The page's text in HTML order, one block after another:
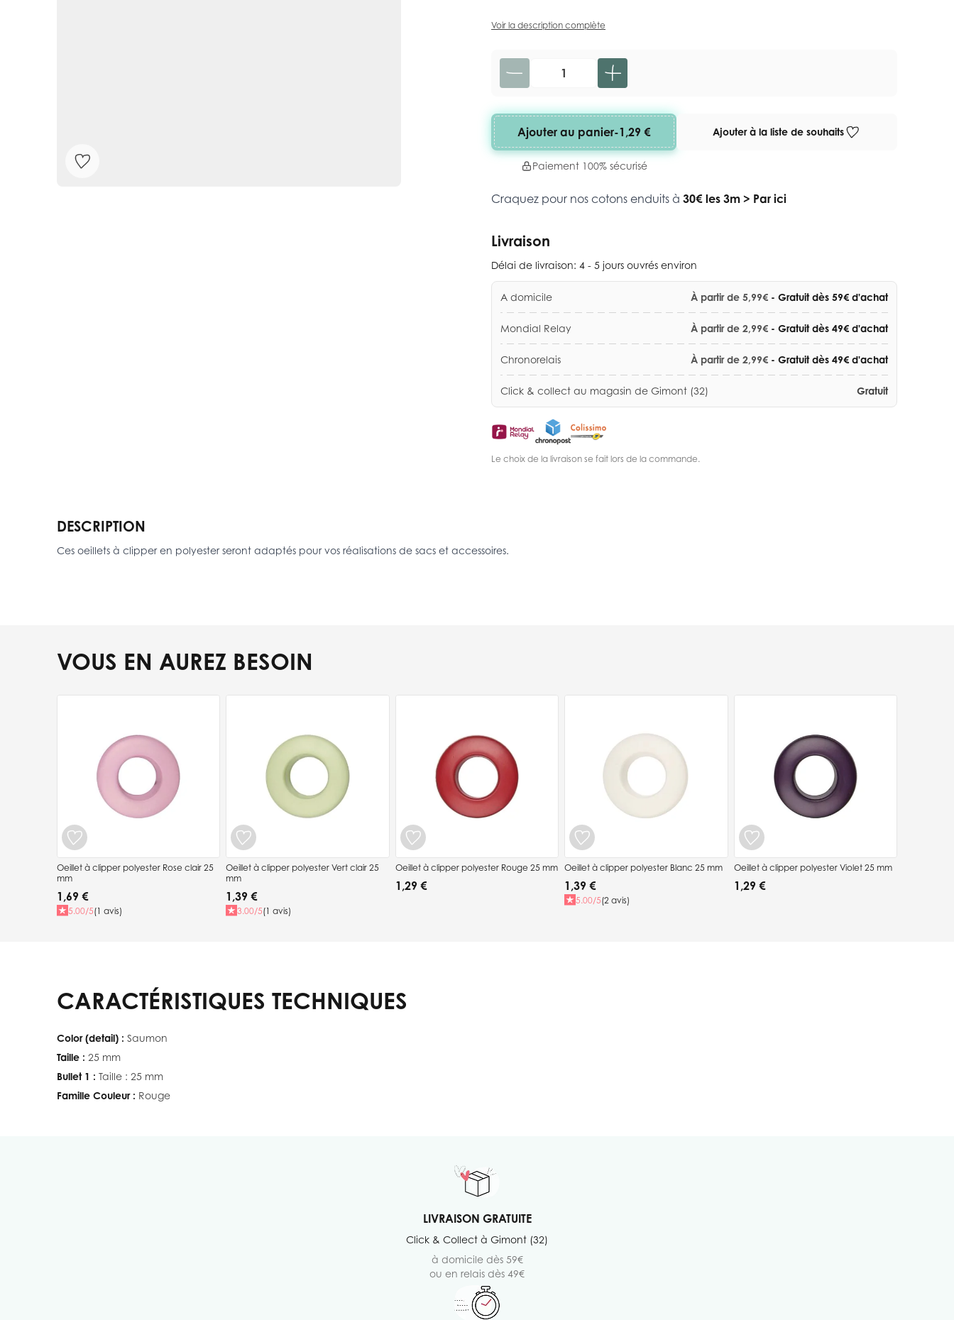
Voir la description complète
Quantité
Ajouter au panier-1,29 €
Paiement 100% sécurisé
Ajouter à la liste de souhaits
Craquez pour nos cotons enduits à 30€ les 3m > Par ici
Livraison
Délai de livraison: 4 - 5 jours ouvrés environ
A domicile À partir de 5,99€ - Gratuit dès 59€ d'achat
Mondial Relay À partir de 2,99€ - Gratuit dès 49€ d'achat
Chronorelais À partir de 2,99€ - Gratuit dès 49€ d'achat
Click & collect au magasin de Gimont (32) Gratuit
Le choix de la livraison se fait lors de la commande.
DESCRIPTION
Ces oeillets à clipper en polyester seront adaptés pour vos réalisations de sacs et accessoires.
VOUS EN AUREZ BESOIN
Press to skip carousel
Oeillet à clipper polyester Rose clair 25
mm
1,69 €
5.00/5(1 avis)
Oeillet à clipper polyester Vert clair 25
mm
1,39 €
3.00/5(1 avis)
Oeillet à clipper polyester Rouge 25 mm
1,29 €
Oeillet à clipper polyester Blanc 25 mm
1,39 €
5.00/5(2 avis)
Oeillet à clipper polyester Violet 25 mm
1,29 €
CARACTÉRISTIQUES TECHNIQUES
Color (detail) : Saumon
Taille : 25 mm
Bullet 1 : Taille : 25 mm
Famille Couleur : Rouge
LIVRAISON GRATUITE
Click & Collect à Gimont (32)
à domicile dès 59€
ou en relais dès 49€